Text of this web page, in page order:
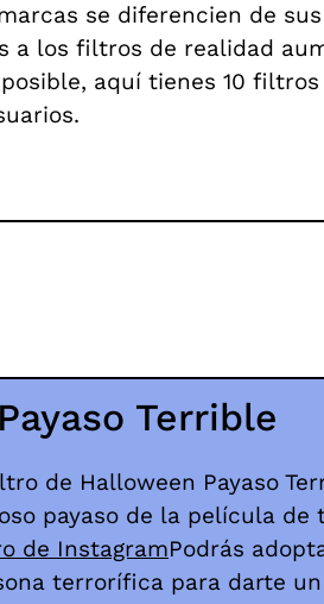
se diferencien de
a los filtros de realidad
aquí tienes 10
Terrible
de Halloween Payaso
payaso de la película de
de InstagramPodrás
terrorífica para darte